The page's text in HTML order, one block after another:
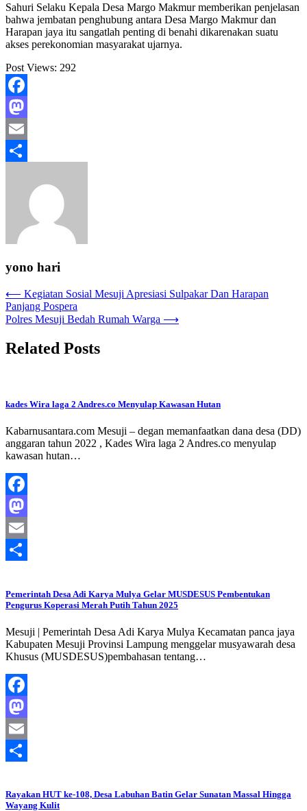
Sahuri Selaku Kepala Desa Margo Makmur memberikan penjelasan
bahwa jembatan penghubung antara Desa Margo Makmur dan
Harapan jaya itu sangatlah penting di benahi dikarenakan suatu
akses perekonomian masyarakat ujarnya.
Post Views: 292
Facebook
Mastodon
Email
yono hari
Navigasi
pos
⟵ Kegiatan Sosial Mesuji Apresiasi Sulpakar Dan Harapan
Panjang Pospera
Polres Mesuji Bedah Rumah Warga ⟶
Related Posts
kades Wira laga 2 Andres.co Menyulap Kawasan Hutan
Kabarnusantara.com Mesuji – degan memanfaatkan dana desa (DD)
anggaran tahun 2022 , Kades Wira laga 2 Andres.co menyulap
kawasan hutan…
Facebook
Mastodon
Email
Pemerintah Desa Adi Karya Mulya Gelar MUSDESUS Pembentukan
Pengurus Koperasi Merah Putih Tahun 2025
Mesuji | Pemerintah Desa Adi Karya Mulya Kecamatan panca jaya
Kabupaten Mesuji Provinsi Lampung menggelar musyawarah desa
Khusus (MUSDESUS)pembahasan tentang…
Facebook
Mastodon
Email
Rayakan HUT ke-108, Desa Labuhan Batin Gelar Sunatan Massal Hingga
Wayang Kulit